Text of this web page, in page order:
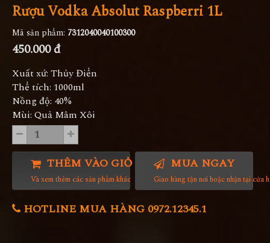
Rượu Vodka Absolut Raspberri 1L
Mã sản phẩm: 7312040040100300
450.000 đ
Xuất xứ: Thủy Điển
Thể tích: 1000ml
Nồng độ: 40%
Mùi: Quả Mâm Xôi
THÊM VÀO GIỎ HÀNG
Và xem thêm các sản phẩm khác
MUA NGAY
Giao hàng tận nơi hoặc nhận tại cửa
HOTLINE MUA HÀNG 0972.12345.1